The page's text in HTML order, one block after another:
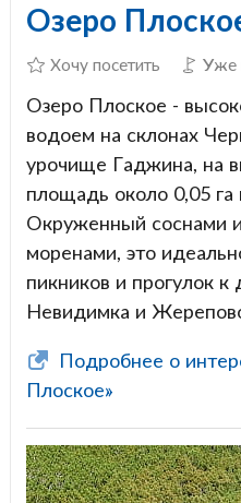
Озеро
Хочу посетить Уже
Озеро Плоское -
водоем на склонах
урочище Гаджина, на
площадь около 0,05 га
Окруженный соснами
моренами, это
пикников и прогулок к
Невидимка и
Подробнее о
Плоское»